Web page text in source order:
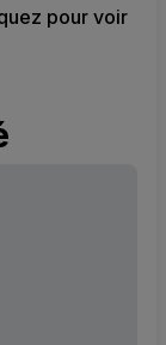
pour voir